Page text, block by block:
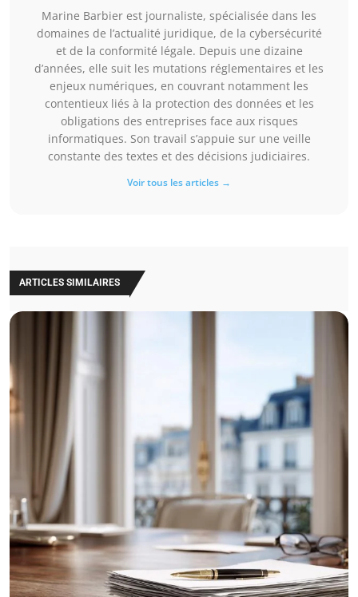
Marine Barbier est journaliste, spécialisée dans les
domaines de l’actualité juridique, de la cybersécurité
et de la conformité légale. Depuis une dizaine
d’années, elle suit les mutations réglementaires et les
enjeux numériques, en couvrant notamment les
contentieux liés à la protection des données et les
obligations des entreprises face aux risques
informatiques. Son travail s’appuie sur une veille
constante des textes et des décisions judiciaires.
Voir tous les articles →
ARTICLES SIMILAIRES